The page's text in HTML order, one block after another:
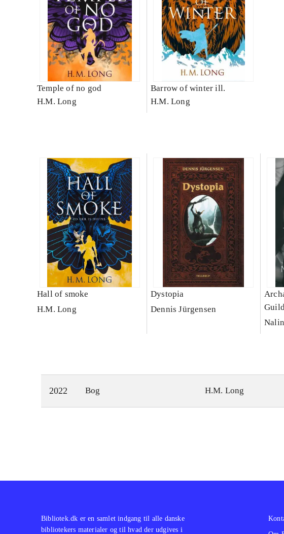
Temple of no god
H.M. Long
Barrow of winter ill.
H.M. Long
Hall of smoke
H.M. Long
Dystopia
Dennis Jürgensen
2022 Bog H.M. Long
Bibliotek.dk er en samlet indgang til alle danske
bibliotekers materialer og til hvad der udgives i